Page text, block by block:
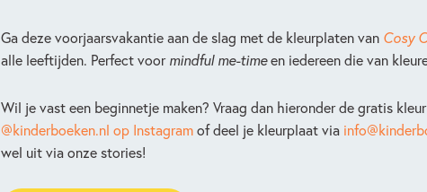
Ga deze voorjaarsvakantie aan de slag met de kleurplaten van Cosy
alle leeftijden. Perfect voormindful me-timeen iedereen die van
Wil je vast een beginnetje maken? Vraag dan hieronder de gratis
@kinderboeken.nl op Instagramof deel je kleurplaat via
wel uit via onze stories!